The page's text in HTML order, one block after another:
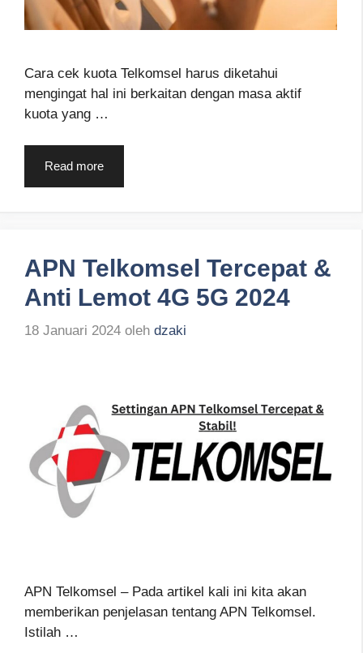
Cara cek kuota Telkomsel harus diketahui
mengingat hal ini berkaitan dengan masa aktif
kuota yang …
Read more
APN Telkomsel Tercepat &
Anti Lemot 4G 5G 2024
18 Januari 2024 oleh dzaki
APN Telkomsel – Pada artikel kali ini kita akan
memberikan penjelasan tentang APN Telkomsel.
Istilah …